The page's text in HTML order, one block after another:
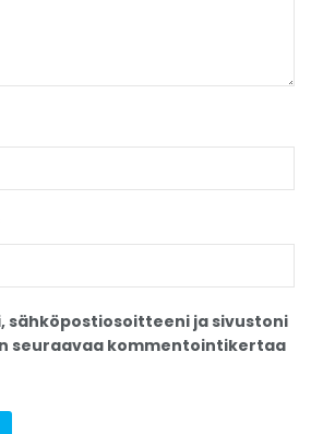
sähköpostiosoitteeni ja sivustoni
seuraavaa kommentointikertaa